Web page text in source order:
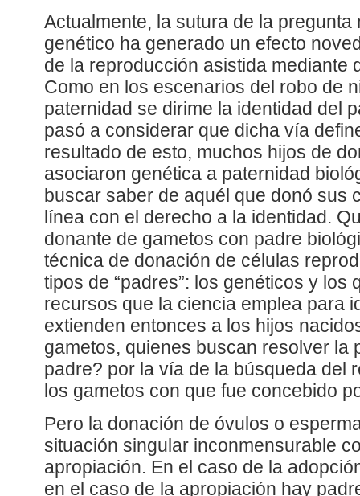
Actualmente, la sutura de la
genético ha generado un efecto
de la reproducción asistida mediante
Como en los escenarios del robo de
paternidad se dirime la identidad del
pasó a considerar que dicha vía
resultado de esto, muchos hijos de
asociaron genética a paternidad
buscar saber de aquél que donó sus
línea con el derecho a la identidad.
donante de gametos con padre
técnica de donación de células
tipos de “padres”: los genéticos y los
recursos que la ciencia emplea para
extienden entonces a los hijos
gametos, quienes buscan resolver la
padre? por la vía de la búsqueda del
los gametos con que fue concebido
Pero la donación de óvulos o
situación singular inconmensurable
apropiación. En el caso de la
en el caso de la apropiación hay